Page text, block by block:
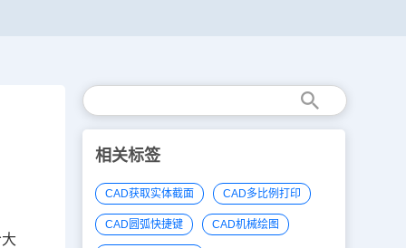
相关标签
CAD获取实体截面 CAD多比例打印
CAD圆弧快捷键 CAD机械绘图